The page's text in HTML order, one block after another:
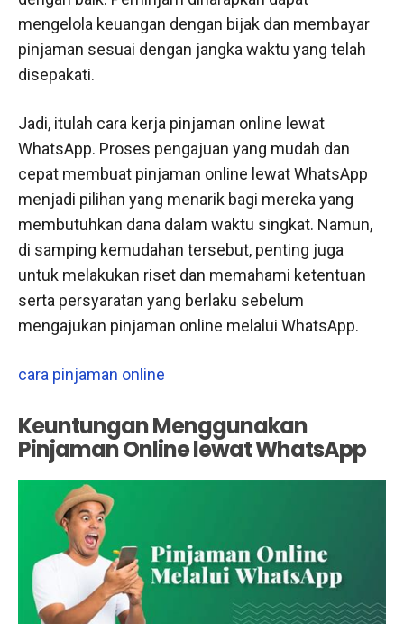
mengelola keuangan dengan bijak dan membayar
pinjaman sesuai dengan jangka waktu yang telah
disepakati.
Jadi, itulah cara kerja pinjaman online lewat
WhatsApp. Proses pengajuan yang mudah dan
cepat membuat pinjaman online lewat WhatsApp
menjadi pilihan yang menarik bagi mereka yang
membutuhkan dana dalam waktu singkat. Namun,
di samping kemudahan tersebut, penting juga
untuk melakukan riset dan memahami ketentuan
serta persyaratan yang berlaku sebelum
mengajukan pinjaman online melalui WhatsApp.
cara pinjaman online
Keuntungan Menggunakan
Pinjaman Online lewat WhatsApp